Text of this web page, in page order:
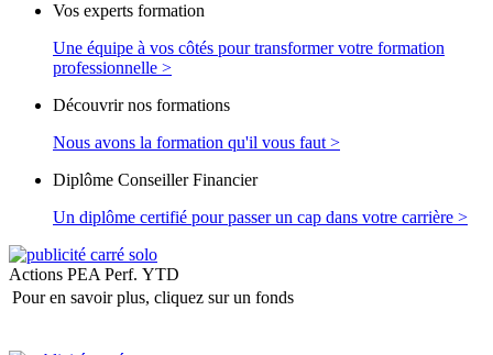
Vos experts formation
Une équipe à vos côtés pour transformer votre formation
professionnelle >
Découvrir nos formations
Nous avons la formation qu'il vous faut >
Diplôme Conseiller Financier
Un diplôme certifié pour passer un cap dans votre carrière >
Actions PEA Perf. YTD
Pour en savoir plus, cliquez sur un fonds